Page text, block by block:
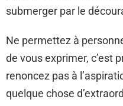
submerger par le
Ne permettez à
de vous exprimer, c’est
renoncez pas à
quelque chose